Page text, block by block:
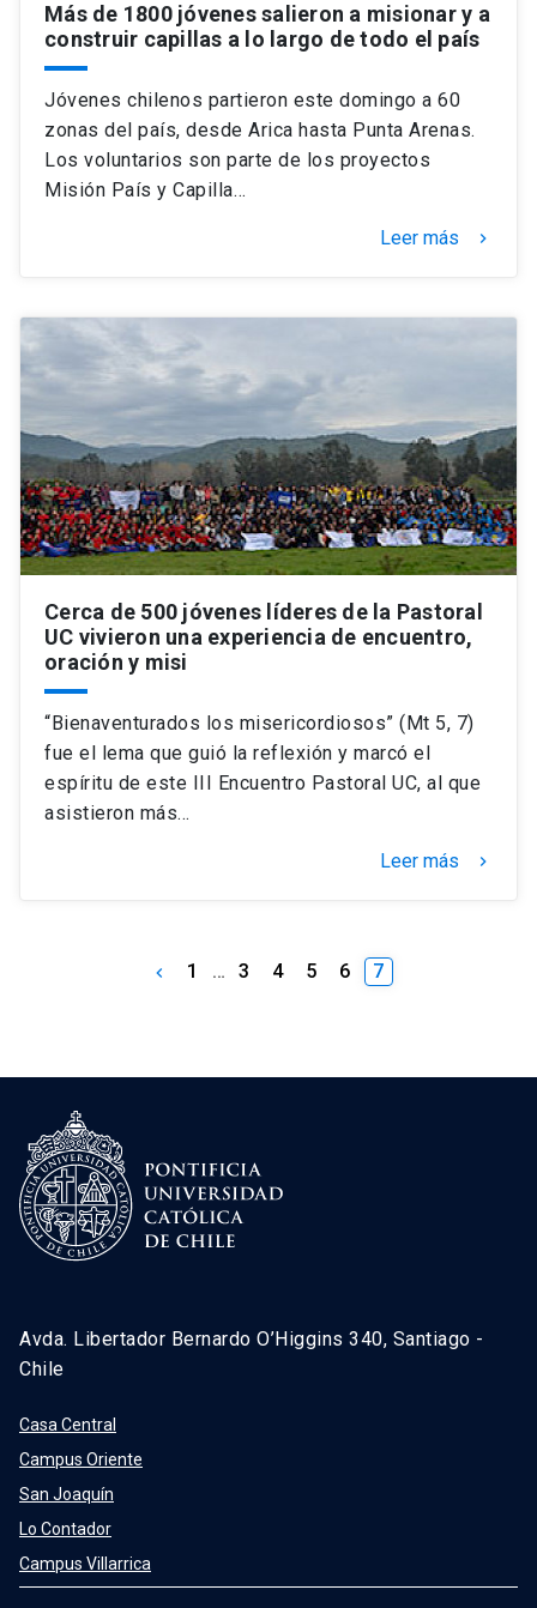
Más de 1800 jóvenes salieron a misionar y a
construir capillas a lo largo de todo el país
Jóvenes chilenos partieron este domingo a 60
zonas del país, desde Arica hasta Punta Arenas.
Los voluntarios son parte de los proyectos
Misión País y Capilla…
Leer más keyboard_arrow_right
Cerca de 500 jóvenes líderes de la Pastoral
UC vivieron una experiencia de encuentro,
oración y misi
“Bienaventurados los misericordiosos” (Mt 5, 7)
fue el lema que guió la reflexión y marcó el
espíritu de este III Encuentro Pastoral UC, al que
asistieron más…
Leer más keyboard_arrow_right
keyboard_arrow_left 1 … 3 4 5 6 7
Avda. Libertador Bernardo O’Higgins 340, Santiago -
Chile
Casa Central
Campus Oriente
San Joaquín
Lo Contador
Campus Villarrica